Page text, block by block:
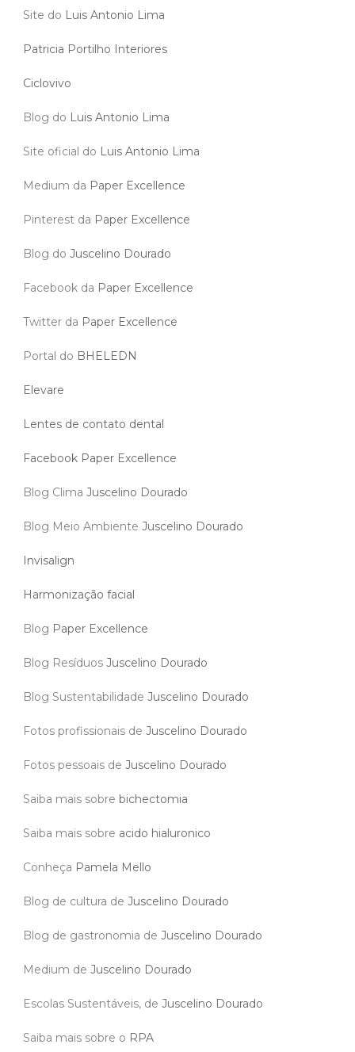
Site do Luis Antonio Lima
Patricia Portilho Interiores
Ciclovivo
Blog do Luis Antonio Lima
Site oficial do Luis Antonio Lima
Medium da Paper Excellence
Pinterest da Paper Excellence
Blog do Juscelino Dourado
Facebook da Paper Excellence
Twitter da Paper Excellence
Portal do BHELEDN
Elevare
Lentes de contato dental
Facebook Paper Excellence
Blog Clima Juscelino Dourado
Blog Meio Ambiente Juscelino Dourado
Invisalign
Harmonização facial
Blog Paper Excellence
Blog Resíduos Juscelino Dourado
Blog Sustentabilidade Juscelino Dourado
Fotos profissionais de Juscelino Dourado
Fotos pessoais de Juscelino Dourado
Saiba mais sobre bichectomia
Saiba mais sobre acido hialuronico
Conheça Pamela Mello
Blog de cultura de Juscelino Dourado
Blog de gastronomia de Juscelino Dourado
Medium de Juscelino Dourado
Escolas Sustentáveis, de Juscelino Dourado
Saiba mais sobre o RPA